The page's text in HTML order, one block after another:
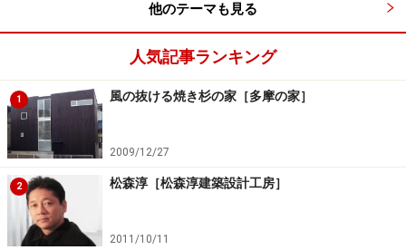
他のテーマも見る
人気記事ランキング
1 風の抜ける焼き杉の家［多摩の家］
2009/12/27
2 松森淳［松森淳建築設計工房］
2011/10/11